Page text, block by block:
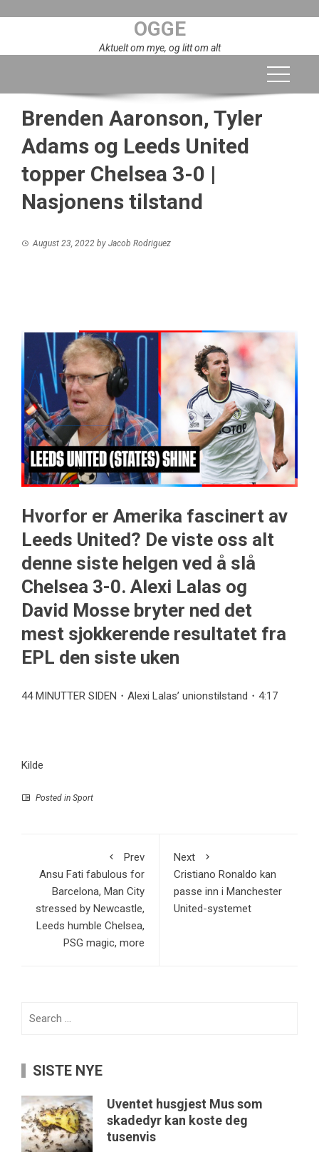
OGGE
Aktuelt om mye, og litt om alt
Brenden Aaronson, Tyler
Adams og Leeds United
topper Chelsea 3-0 |
Nasjonens tilstand
August 23, 2022 by Jacob Rodriguez
Hvorfor er Amerika fascinert av
Leeds United? De viste oss alt
denne siste helgen ved å slå
Chelsea 3-0. Alexi Lalas og
David Mosse bryter ned det
mest sjokkerende resultatet fra
EPL den siste uken
44 MINUTTER SIDEN・Alexi Lalas’ unionstilstand・4:17
Kilde
Posted in Sport
Prev
Ansu Fati fabulous for
Barcelona, Man City
stressed by Newcastle,
Leeds humble Chelsea,
PSG magic, more
Next
Cristiano Ronaldo kan
passe inn i Manchester
United-systemet
SISTE NYE
Uventet husgjest Mus som
skadedyr kan koste deg
tusenvis